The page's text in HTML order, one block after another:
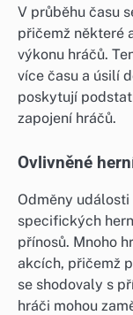
V průběhu času
přičemž některé
výkonu hráčů.
více času a úsilí
poskytují
zapojení hráčů.
Ovlivněné
Odměny
specifických
přínosů. Mnoho
akcích, přičemž
se shodovaly s
hráči mohou